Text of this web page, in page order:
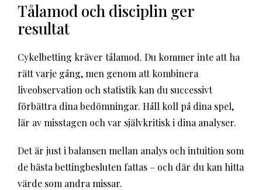
Tålamod och disciplin ger
resultat
Cykelbetting kräver tålamod. Du kommer inte att ha
rätt varje gång, men genom att kombinera
liveobservation och statistik kan du successivt
förbättra dina bedömningar. Håll koll på dina spel,
lär av misstagen och var självkritisk i dina analyser.
Det är just i balansen mellan analys och intuition som
de bästa bettingbesluten fattas – och där du kan hitta
värde som andra missar.